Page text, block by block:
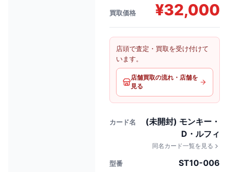
買取価格 ¥32,000
店頭で査定・買取を受け付けて
います。
店舗買取の流れ・店舗を
見る
カード名
(未開封) モンキー・
D・ルフィ
同名カード一覧を見る
型番 ST10-006